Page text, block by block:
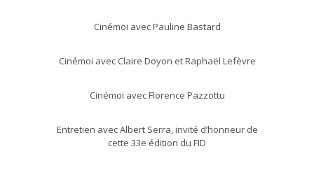
Cinémoi avec Pauline Bastard
Cinémoi avec Claire Doyon et Raphaël Lefèvre
Cinémoi avec Florence Pazzottu
Entretien avec Albert Serra, invité d’honneur de
cette 33e édition du FID